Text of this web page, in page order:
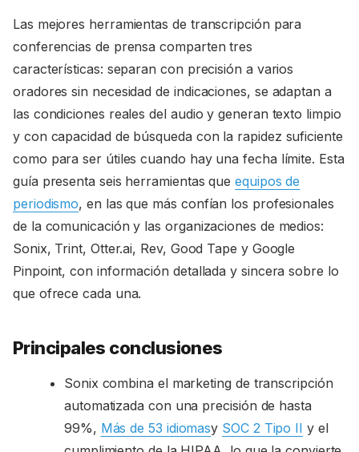
Las mejores herramientas de transcripción para
conferencias de prensa comparten tres
características: separan con precisión a varios
oradores sin necesidad de indicaciones, se adaptan a
las condiciones reales del audio y generan texto limpio
y con capacidad de búsqueda con la rapidez suficiente
como para ser útiles cuando hay una fecha límite. Esta
guía presenta seis herramientas queequipos de
periodismo, en las que más confían los profesionales
de la comunicación y las organizaciones de medios:
Sonix, Trint, Otter.ai, Rev, Good Tape y Google
Pinpoint, con información detallada y sincera sobre lo
que ofrece cada una.
Principales conclusiones
Sonix combina el marketing de transcripción
automatizada con una precisión de hasta
99%, Más de 53 idiomasy SOC 2 Tipo II y el